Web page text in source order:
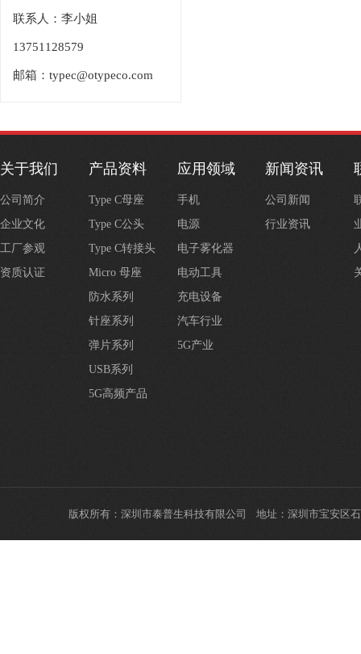
联系人：李小姐
13751128579
邮箱：typec@otypeco.com
关于我们
公司简介
企业文化
工厂参观
资质认证
产品资料
Type C母座
Type C公头
Type C转接头
Micro 母座
防水系列
针座系列
弹片系列
USB系列
5G高频产品
应用领域
手机
电源
电子雾化器
电动工具
充电设备
汽车行业
5G产业
新闻资讯
公司新闻
行业资讯
版权所有：深圳市泰普生科技有限公司 地址：深圳市宝安